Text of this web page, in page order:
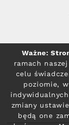
Ważne:
ramach
celu
poziomie,
zmiany
będą one